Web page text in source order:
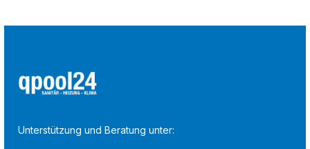
Unterstützung und Beratung unter: